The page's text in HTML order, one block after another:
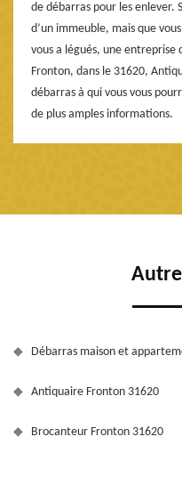
de débarras pour les enlever.
d’un immeuble, mais que
vous a légués, une entreprise
Fronton, dans le 31620,
débarras à qui vous vous
de plus amples informations.
Débarras maison et
Antiquaire Fronton 31620
Brocanteur Fronton 31620